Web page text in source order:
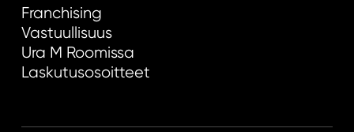
Franchising
Vastuullisuus
Ura M Roomissa
Laskutusosoitteet